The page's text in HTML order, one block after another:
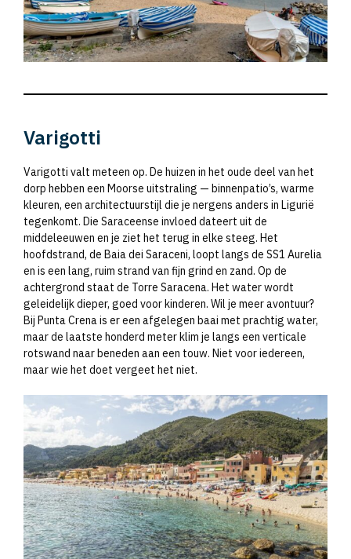
Varigotti
Varigotti valt meteen op. De huizen in het oude deel van het
dorp hebben een Moorse uitstraling — binnenpatio’s, warme
kleuren, een architectuurstijl die je nergens anders in Ligurië
tegenkomt. Die Saraceense invloed dateert uit de
middeleeuwen en je ziet het terug in elke steeg. Het
hoofdstrand, de Baia dei Saraceni, loopt langs de SS1 Aurelia
en is een lang, ruim strand van fijn grind en zand. Op de
achtergrond staat de Torre Saracena. Het water wordt
geleidelijk dieper, goed voor kinderen. Wil je meer avontuur?
Bij Punta Crena is er een afgelegen baai met prachtig water,
maar de laatste honderd meter klim je langs een verticale
rotswand naar beneden aan een touw. Niet voor iedereen,
maar wie het doet vergeet het niet.